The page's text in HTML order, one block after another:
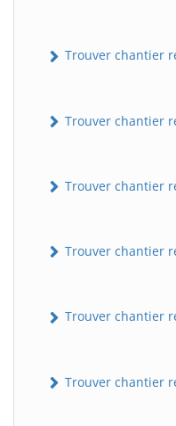
Trouver chantier
Trouver chantier
Trouver chantier
Trouver chantier
Trouver chantier
Trouver chantier